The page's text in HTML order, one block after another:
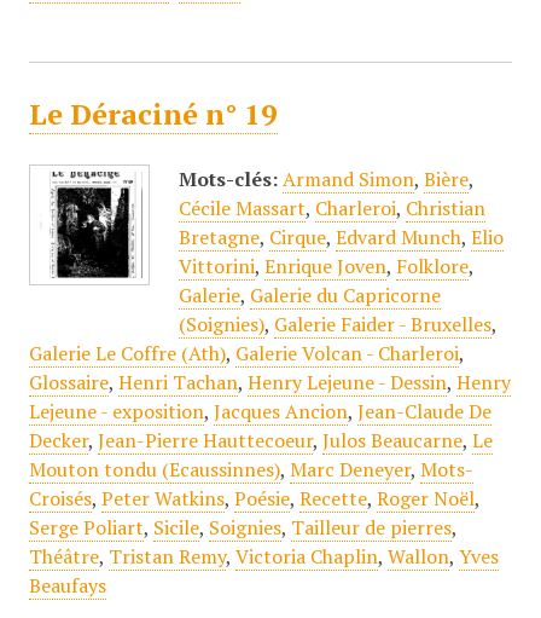
Le Déraciné n° 19
Mots-clés: Armand Simon, Bière,
Cécile Massart, Charleroi, Christian
Bretagne, Cirque, Edvard Munch, Elio
Vittorini, Enrique Joven, Folklore,
Galerie, Galerie du Capricorne
(Soignies), Galerie Faider - Bruxelles,
Galerie Le Coffre (Ath), Galerie Volcan - Charleroi,
Glossaire, Henri Tachan, Henry Lejeune - Dessin, Henry
Lejeune - exposition, Jacques Ancion, Jean-Claude De
Decker, Jean-Pierre Hauttecoeur, Julos Beaucarne, Le
Mouton tondu (Ecaussinnes), Marc Deneyer, Mots-
Croisés, Peter Watkins, Poésie, Recette, Roger Noël,
Serge Poliart, Sicile, Soignies, Tailleur de pierres,
Théâtre, Tristan Remy, Victoria Chaplin, Wallon, Yves
Beaufays